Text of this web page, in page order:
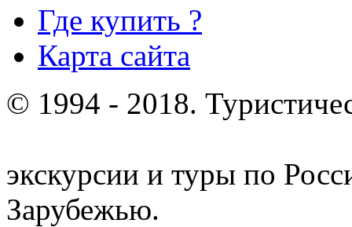
Где купить ?
Карта сайта
© 1994 - 2018.
экскурсии и туры по
Зарубежью.